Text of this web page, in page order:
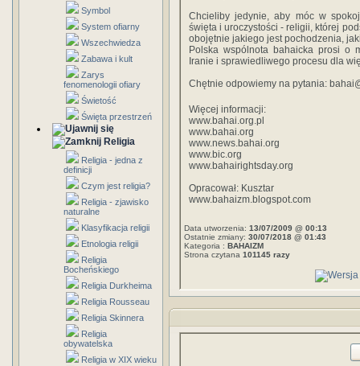
Symbol
System ofiarny
Wszechwiedza
Zabawa i kult
Zarys
fenomenologii ofiary
Świetość
Święta przestrzeń
Religia
Religia - jedna z
definicji
Czym jest religia?
Religia - zjawisko
naturalne
Klasyfikacja religii
Etnologia religii
Religia
Bocheńskiego
Religia Durkheima
Religia Rousseau
Religia Skinnera
Religia
obywatelska
Religia w XIX wieku
Chcieliby jedynie, aby móc w
święta i uroczystości - religii, której
obojętnie jakiego jest pochodzenia,
Polska wspólnota bahaicka prosi o
Iranie i sprawiedliwego procesu dla
Chętnie odpowiemy na pytania:
Więcej informacji:
www.bahai.org.pl
www.bahai.org
www.news.bahai.org
www.bic.org
www.bahairightsday.org
Opracował: Kusztar
www.bahaizm.blogspot.com
Data utworzenia: 13/07/2009 @ 00:13
Ostatnie zmiany: 30/07/2018 @ 01:43
Kategoria : BAHAIZM
Strona czytana 101145 razy